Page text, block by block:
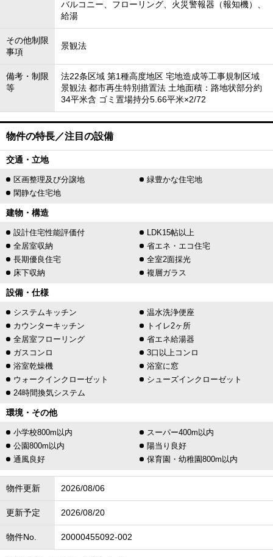
バルコニー、フローリング、火災警報器（報知機）、
給湯
その他制限
事項
景観法
備考・制限
等
法22条区域 第1種高度地区 宅地造成等工事規制区域
景観法 都市再生特別措置法 土地面積：路地状部分約
34平米含 ゴミ置場持分5.66平米×2/72
物件の特長／注目の設備
交通・立地
区画整理及び分譲地
緑豊かな住宅地
閑静な住宅地
建物・構造
設計住宅性能評価付
LDK15帖以上
全居室収納
省エネ・エコ住宅
長期優良住宅
全室2面採光
床下収納
複層ガラス
設備・仕様
システムキッチン
温水洗浄便座
カウンターキッチン
トイレ2ヶ所
全居室フローリング
省エネ給湯器
ガスコンロ
3口以上コンロ
浴室乾燥機
浴室に窓
ウォークインクローゼット
シューズインクローゼット
24時間換気システム
環境・その他
小学校800m以内
スーパー400m以内
公園800m以内
陽当り良好
通風良好
保育園・幼稚園800m以内
物件更新 2026/08/06
更新予定 2026/08/20
物件No. 20000455092-002